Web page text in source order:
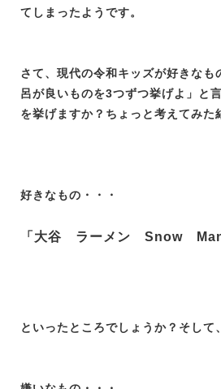
てしまったようです。
さて、現代の令和キッズが好きなも
呂が良いものを3つずつ挙げよ」と
を挙げますか？ちょっと考えてみた
好きなもの・・・
「大谷 ラーメン Snow Man
といったところでしょうか？そして、